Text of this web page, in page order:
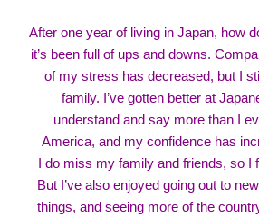
After one year of living in Japan, how
it’s been full of ups and downs.
of my stress has decreased, but I
family. I’ve gotten better at
understand and say more than I
America, and my confidence has
I do miss my family and friends, so I
But I’ve also enjoyed going out to
things, and seeing more of the